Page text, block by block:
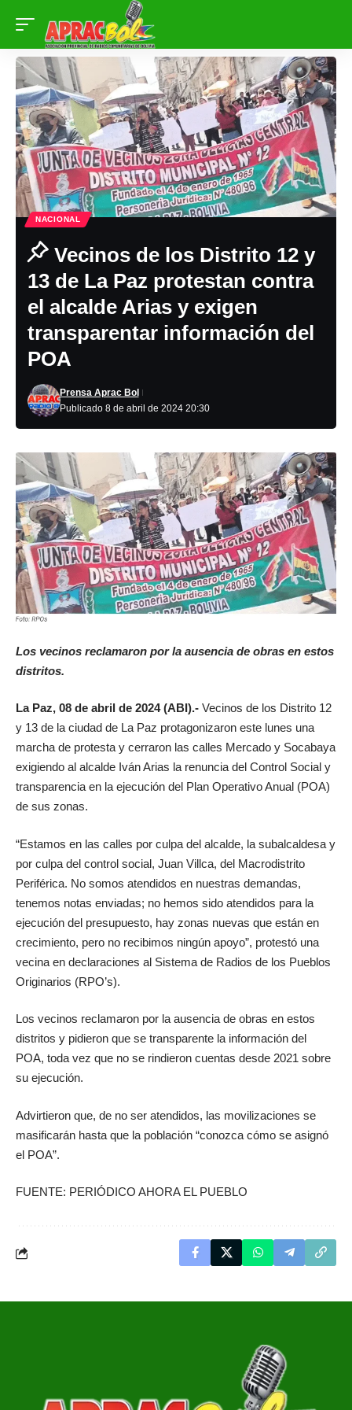
NACIONAL
Vecinos de los Distrito 12 y
13 de La Paz protestan contra
el alcalde Arias y exigen
transparentar información del
POA
Publicado 8 de abril de 2024 20:30
Prensa Aprac Bol
Los vecinos reclamaron por la ausencia de obras en estos
distritos.
La Paz, 08 de abril de 2024 (ABI).- Vecinos de los Distrito 12
y 13 de la ciudad de La Paz protagonizaron este lunes una
marcha de protesta y cerraron las calles Mercado y Socabaya
exigiendo al alcalde Iván Arias la renuncia del Control Social y
transparencia en la ejecución del Plan Operativo Anual (POA)
de sus zonas.
“Estamos en las calles por culpa del alcalde, la subalcaldesa y
por culpa del control social, Juan Villca, del Macrodistrito
Periférica. No somos atendidos en nuestras demandas,
tenemos notas enviadas; no hemos sido atendidos para la
ejecución del presupuesto, hay zonas nuevas que están en
crecimiento, pero no recibimos ningún apoyo”, protestó una
vecina en declaraciones al Sistema de Radios de los Pueblos
Originarios (RPO’s).
Los vecinos reclamaron por la ausencia de obras en estos
distritos y pidieron que se transparente la información del
POA, toda vez que no se rindieron cuentas desde 2021 sobre
su ejecución.
Advirtieron que, de no ser atendidos, las movilizaciones se
masificarán hasta que la población “conozca cómo se asignó
el POA”.
FUENTE: PERIÓDICO AHORA EL PUEBLO